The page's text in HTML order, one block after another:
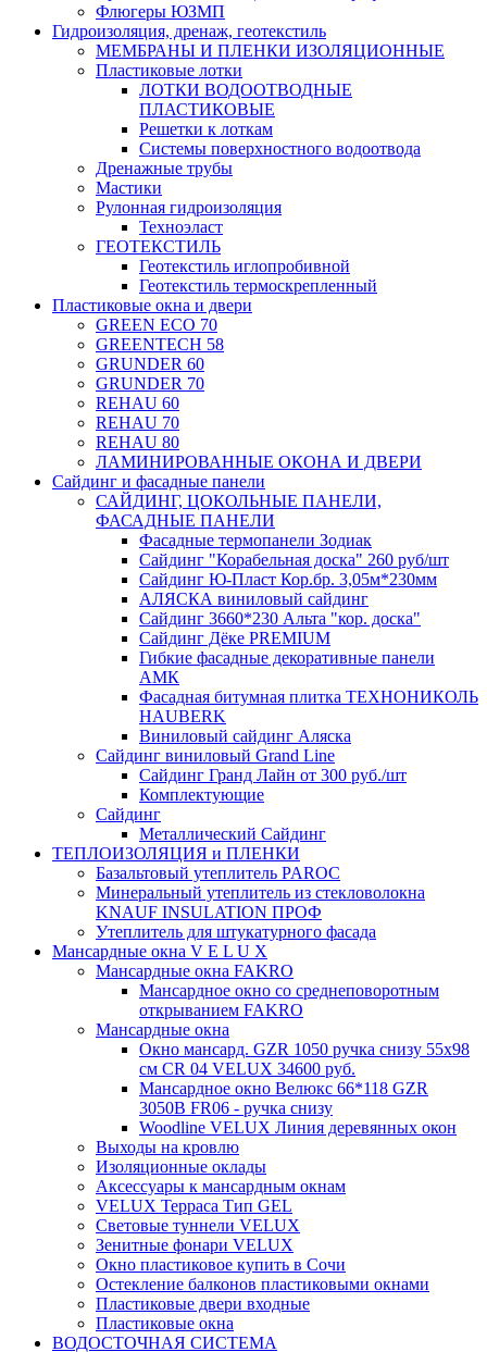
Флюгеры ЮЗМП
Гидроизоляция, дренаж, геотекстиль
МЕМБРАНЫ И ПЛЕНКИ ИЗОЛЯЦИОННЫЕ
Пластиковые лотки
ЛОТКИ ВОДООТВОДНЫЕ
ПЛАСТИКОВЫЕ
Решетки к лоткам
Системы поверхностного водоотвода
Дренажные трубы
Мастики
Рулонная гидроизоляция
Техноэласт
ГЕОТЕКСТИЛЬ
Геотекстиль иглопробивной
Геотекстиль термоскрепленный
Пластиковые окна и двери
GREEN ECO 70
GREENTECH 58
GRUNDER 60
GRUNDER 70
REHAU 60
REHAU 70
REHAU 80
ЛАМИНИРОВАННЫЕ ОКОНА И ДВЕРИ
Сайдинг и фасадные панели
САЙДИНГ, ЦОКОЛЬНЫЕ ПАНЕЛИ,
ФАСАДНЫЕ ПАНЕЛИ
Фасадные термопанели Зодиак
Сайдинг "Корабельная доска" 260 руб/шт
Сайдинг Ю-Пласт Кор.бр. 3,05м*230мм
АЛЯСКА виниловый сайдинг
Сайдинг 3660*230 Альта "кор. доска"
Сайдинг Дёке PREMIUM
Гибкие фасадные декоративные панели
АМК
Фасадная битумная плитка ТЕХНОНИКОЛЬ
HAUBERK
Виниловый сайдинг Аляска
Сайдинг виниловый Grand Line
Сайдинг Гранд Лайн от 300 руб./шт
Комплектующие
Сайдинг
Металлический Сайдинг
ТЕПЛОИЗОЛЯЦИЯ и ПЛЕНКИ
Базальтовый утеплитель PAROC
Минеральный утеплитель из стекловолокна
KNAUF INSULATION ПРОФ
Утеплитель для штукатурного фасада
Мансардные окна V E L U X
Мансардные окна FAKRO
Мансардное окно со среднеповоротным
открыванием FAKRO
Мансардные окна
Окно мансард. GZR 1050 ручка снизу 55х98
см CR 04 VELUX 34600 руб.
Мансардное окно Велюкс 66*118 GZR
3050B FR06 - ручка снизу
Woodline VELUX Линия деревянных окон
Выходы на кровлю
Изоляционные оклады
Аксессуары к мансардным окнам
VELUX Терраса Тип GEL
Световые туннели VELUX
Зенитные фонари VELUX
Окно пластиковое купить в Сочи
Остекление балконов пластиковыми окнами
Пластиковые двери входные
Пластиковые окна
ВОДОСТОЧНАЯ СИСТЕМА